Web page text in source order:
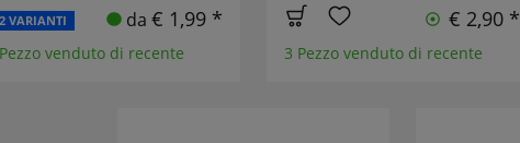
da € 1,99 *
2 VARIANTI
venduto di recente
€ 2,90 *
3 Pezzo venduto di recente